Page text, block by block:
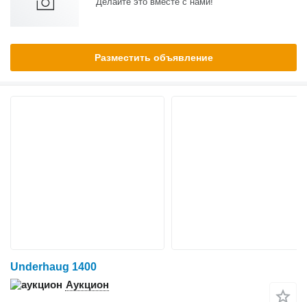
Разместить объявление
Underhaug 1400
Аукцион